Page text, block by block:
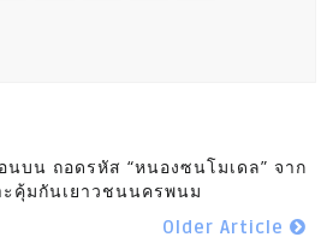
นบน ถอดรหัส “หนองซนโมเดล” จาก
ะคุ้มกันเยาวชนนครพนม
Older Article